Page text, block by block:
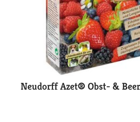
Neudorff Azet® Obst- &